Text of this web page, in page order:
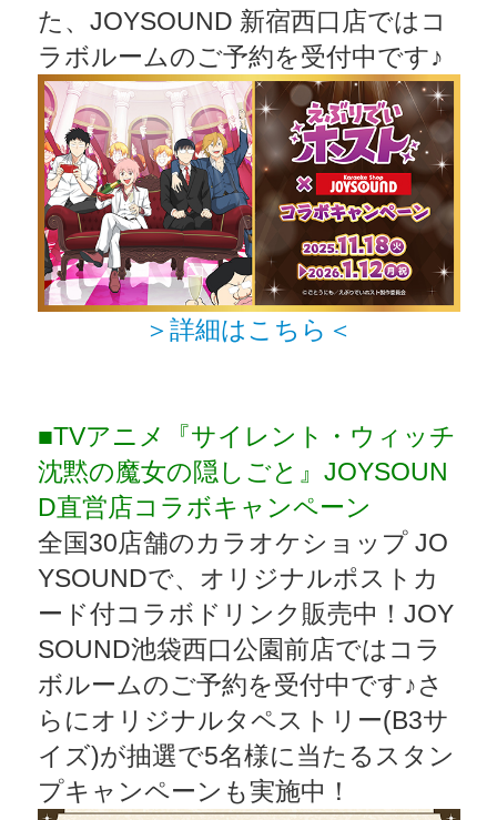
た、JOYSOUND 新宿西口店ではコ
ラボルームのご予約を受付中です♪
＞詳細はこちら＜
■TVアニメ『サイレント・ウィッチ
沈黙の魔女の隠しごと』JOYSOUN
D直営店コラボキャンペーン
全国30店舗のカラオケショップ JO
YSOUNDで、オリジナルポストカ
ード付コラボドリンク販売中！JOY
SOUND池袋西口公園前店ではコラ
ボルームのご予約を受付中です♪さ
らにオリジナルタペストリー(B3サ
イズ)が抽選で5名様に当たるスタン
プキャンペーンも実施中！